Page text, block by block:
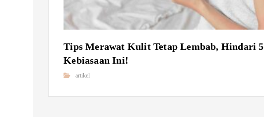
Tips Merawat Kulit Tetap Lembab, Hindari 5
Kebiasaan Ini!
artikel